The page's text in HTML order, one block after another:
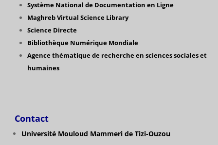
Système National de Documentation en Ligne
Maghreb Virtual Science Library
Science Directe
Bibliothèque Numérique Mondiale
Agence thématique de recherche en sciences sociales et
humaines
Contact
Université Mouloud Mammeri de Tizi-Ouzou